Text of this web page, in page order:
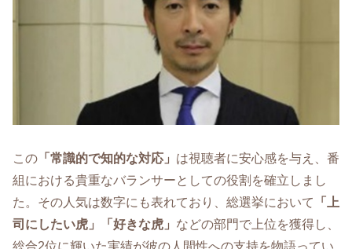
この 「常識的で知的な対応」 は視聴者に安心感を与え、番
組における貴重なバランサーとしての役割を確立しまし
た。その人気は数字にも表れており、総選挙において
「上
司にしたい虎」「好きな虎」 などの部門で上位を獲得し、
総合2位に輝いた実績が彼の人間性への支持を物語ってい